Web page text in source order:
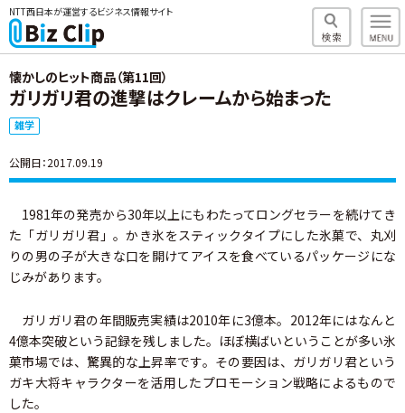
NTT西日本が運営するビジネス情報サイト
懐かしのヒット商品（第11回）
ガリガリ君の進撃はクレームから始まった
雑学
公開日：2017.09.19
1981年の発売から30年以上にもわたってロングセラーを続けてき
た「ガリガリ君」。かき氷をスティックタイプにした氷菓で、丸刈
りの男の子が大きな口を開けてアイスを食べているパッケージにな
じみがあります。
ガリガリ君の年間販売実績は2010年に3億本。2012年にはなんと
4億本突破という記録を残しました。ほぼ横ばいということが多い氷
菓市場では、驚異的な上昇率です。その要因は、ガリガリ君という
ガキ大将キャラクターを活用したプロモーション戦略によるもので
した。